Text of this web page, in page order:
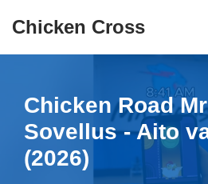
Chicken Cross
Chicken Road
Sovellus - Aito
(2026)